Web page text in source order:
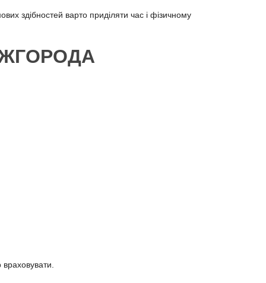
здібностей варто приділяти час і фізичному